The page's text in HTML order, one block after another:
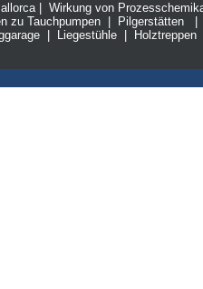
Wirkung von
zu Tauchpumpen Pilgerstätten
Liegestühle Holztreppen